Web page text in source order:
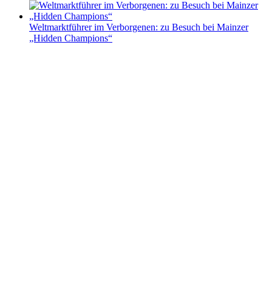
Weltmarktführer im Verborgenen: zu Besuch bei Mainzer
„Hidden Champions“